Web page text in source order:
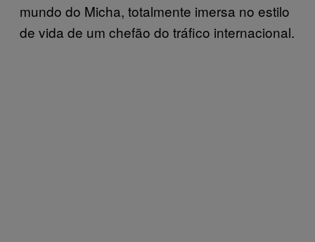
mundo do Micha, totalmente imersa no estilo
de vida de um chefão do tráfico internacional.